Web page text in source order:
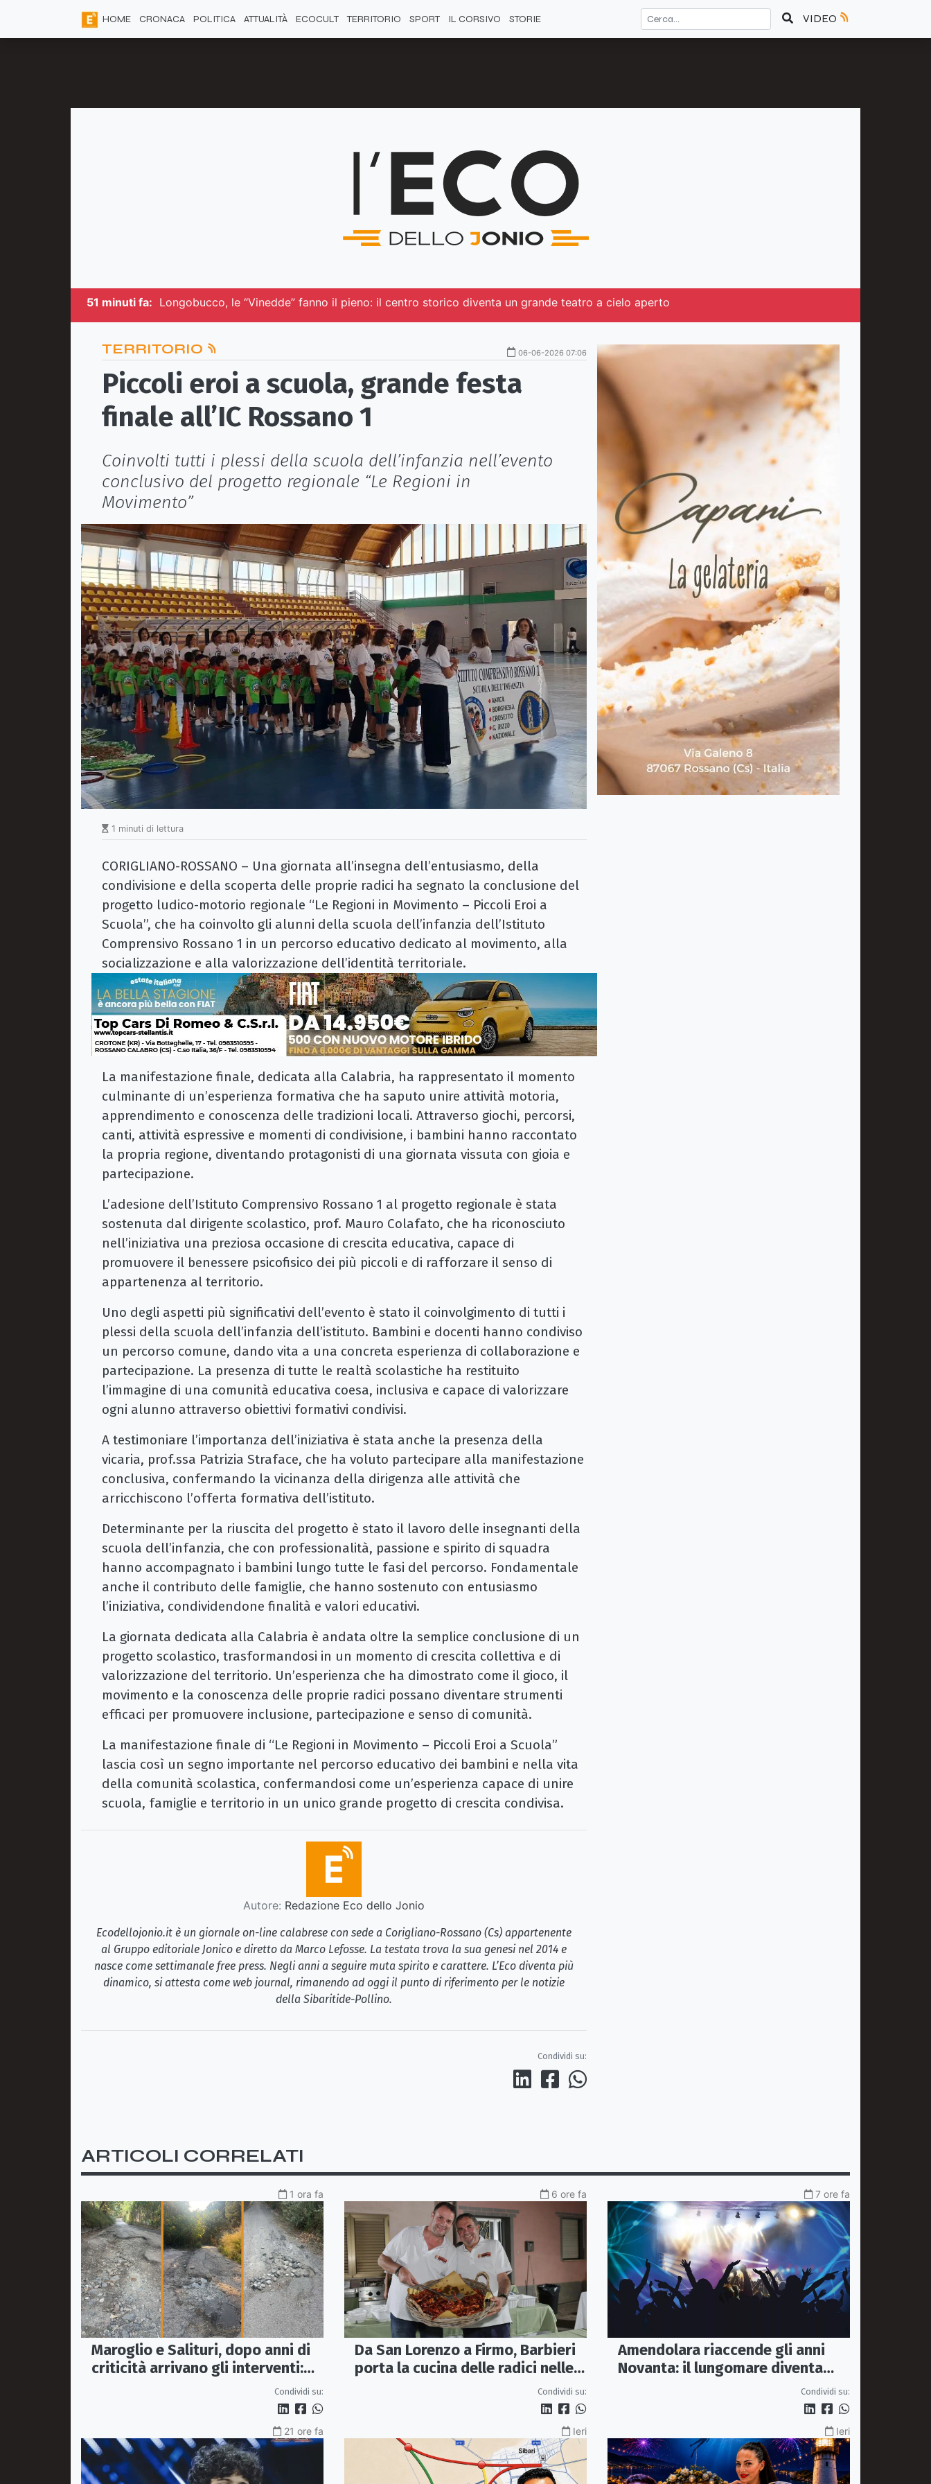
HOME CRONACA POLITICA ATTUALITÀ ECOCULT TERRITORIO SPORT IL CORSIVO STORIE VIDEO
51 minuti fa: Longobucco, le “Vinedde” fanno il pieno: il centro storico diventa un grande teatro a cielo aperto
TERRITORIO 06-06-2026 07:06
Piccoli eroi a scuola, grande festa
finale all’IC Rossano 1
Coinvolti tutti i plessi della scuola dell’infanzia nell’evento
conclusivo del progetto regionale “Le Regioni in
Movimento”
1 minuti di lettura
CORIGLIANO-ROSSANO – Una giornata all’insegna dell’entusiasmo, della
condivisione e della scoperta delle proprie radici ha segnato la conclusione del
progetto ludico-motorio regionale “Le Regioni in Movimento – Piccoli Eroi a
Scuola”, che ha coinvolto gli alunni della scuola dell’infanzia dell’Istituto
Comprensivo Rossano 1 in un percorso educativo dedicato al movimento, alla
socializzazione e alla valorizzazione dell’identità territoriale.
La manifestazione finale, dedicata alla Calabria, ha rappresentato il momento
culminante di un’esperienza formativa che ha saputo unire attività motoria,
apprendimento e conoscenza delle tradizioni locali. Attraverso giochi, percorsi,
canti, attività espressive e momenti di condivisione, i bambini hanno raccontato
la propria regione, diventando protagonisti di una giornata vissuta con gioia e
partecipazione.
L’adesione dell’Istituto Comprensivo Rossano 1 al progetto regionale è stata
sostenuta dal dirigente scolastico, prof. Mauro Colafato, che ha riconosciuto
nell’iniziativa una preziosa occasione di crescita educativa, capace di
promuovere il benessere psicofisico dei più piccoli e di rafforzare il senso di
appartenenza al territorio.
Uno degli aspetti più significativi dell’evento è stato il coinvolgimento di tutti i
plessi della scuola dell’infanzia dell’istituto. Bambini e docenti hanno condiviso
un percorso comune, dando vita a una concreta esperienza di collaborazione e
partecipazione. La presenza di tutte le realtà scolastiche ha restituito
l’immagine di una comunità educativa coesa, inclusiva e capace di valorizzare
ogni alunno attraverso obiettivi formativi condivisi.
A testimoniare l’importanza dell’iniziativa è stata anche la presenza della
vicaria, prof.ssa Patrizia Straface, che ha voluto partecipare alla manifestazione
conclusiva, confermando la vicinanza della dirigenza alle attività che
arricchiscono l’offerta formativa dell’istituto.
Determinante per la riuscita del progetto è stato il lavoro delle insegnanti della
scuola dell’infanzia, che con professionalità, passione e spirito di squadra
hanno accompagnato i bambini lungo tutte le fasi del percorso. Fondamentale
anche il contributo delle famiglie, che hanno sostenuto con entusiasmo
l’iniziativa, condividendone finalità e valori educativi.
La giornata dedicata alla Calabria è andata oltre la semplice conclusione di un
progetto scolastico, trasformandosi in un momento di crescita collettiva e di
valorizzazione del territorio. Un’esperienza che ha dimostrato come il gioco, il
movimento e la conoscenza delle proprie radici possano diventare strumenti
efficaci per promuovere inclusione, partecipazione e senso di comunità.
La manifestazione finale di “Le Regioni in Movimento – Piccoli Eroi a Scuola”
lascia così un segno importante nel percorso educativo dei bambini e nella vita
della comunità scolastica, confermandosi come un’esperienza capace di unire
scuola, famiglie e territorio in un unico grande progetto di crescita condivisa.
Autore: Redazione Eco dello Jonio
Ecodellojonio.it è un giornale on-line calabrese con sede a Corigliano-Rossano (Cs) appartenente
al Gruppo editoriale Jonico e diretto da Marco Lefosse. La testata trova la sua genesi nel 2014 e
nasce come settimanale free press. Negli anni a seguire muta spirito e carattere. L’Eco diventa più
dinamico, si attesta come web journal, rimanendo ad oggi il punto di riferimento per le notizie
della Sibaritide-Pollino.
Condividi su:
ARTICOLI CORRELATI
1 ora fa
Maroglio e Salituri, dopo anni di
criticità arrivano gli interventi:
Condividi su:
6 ore fa
Da San Lorenzo a Firmo, Barbieri
porta la cucina delle radici nelle
Condividi su:
7 ore fa
Amendolara riaccende gli anni
Novanta: il lungomare diventa
una discoteca a cielo apertoCondividi su:
21 ore fa Ieri Ieri